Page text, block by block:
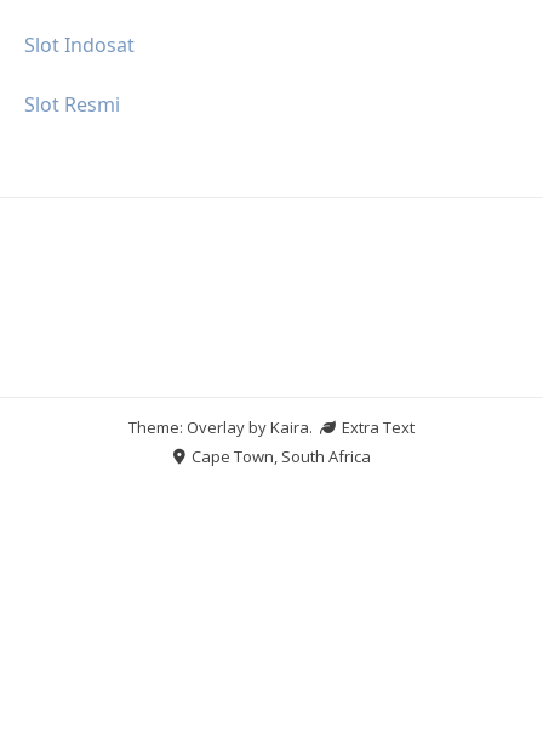
Slot Indosat
Slot Resmi
Theme: Overlay byKaira.
Extra Text
Cape Town, South Africa